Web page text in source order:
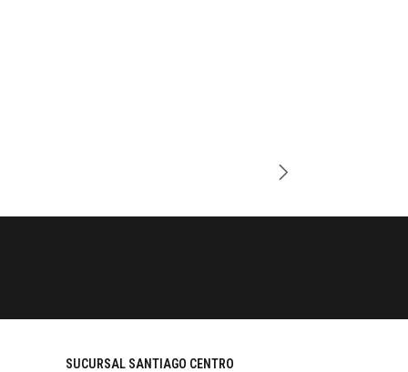
SUCURSAL SANTIAGO CENTRO